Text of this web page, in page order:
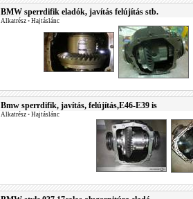
BMW sperrdifik eladók, javítás felújítás stb.
Alkatrész • Hajtáslánc
Bmw sperrdifik, javítás, felújítás,E46-E39 is
Alkatrész • Hajtáslánc